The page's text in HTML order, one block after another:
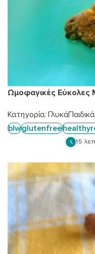
Ωμοφαγικές Εύκολες
Κατηγορία: Γλυκά
blwglutenfree
15